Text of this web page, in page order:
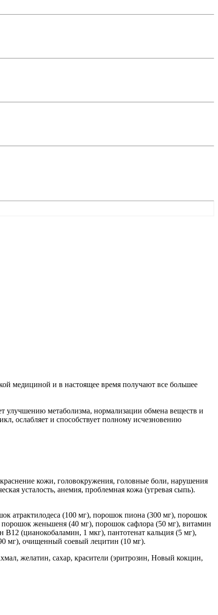
медициной и в настоящее время получают все большее
улучшению метаболизма, нормализации обмена веществ и
ослабляет и способствует полному исчезновению
кожи, головокружения, головные боли, нарушения
усталость, анемия, проблемная кожа (угревая сыпь).
атрактилодеса (100 мг), порошок пиона (300 мг), порошок
женьшеня (40 мг), порошок сафлора (50 мг), витамин
(цианокобаламин, 1 мкг), пантотенат кальция (5 мг),
мг), очищенный соевый лецитин (10 мг).
желатин, сахар, красители (эритрозин, Новый кокцин,